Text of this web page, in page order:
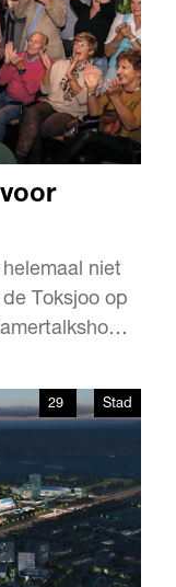
niet
Toksjoo op
Het
van Joop
parel
29 Stad